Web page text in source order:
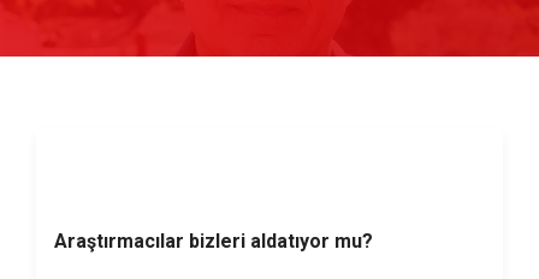
Araştırmacılar bizleri aldatıyor mu?